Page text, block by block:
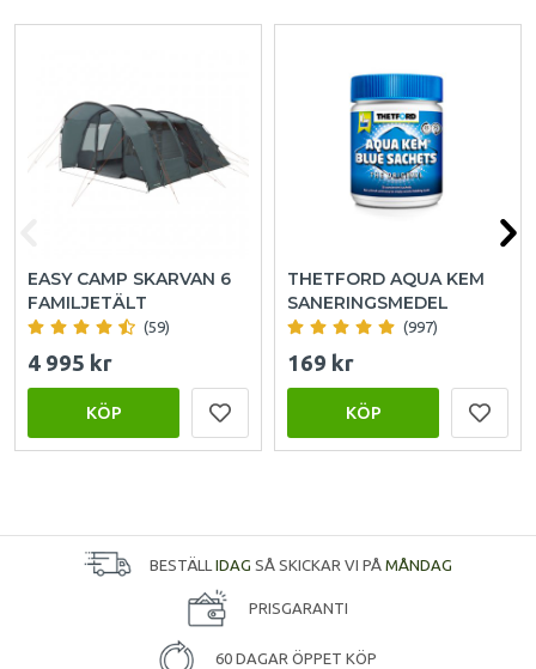
EASY CAMP SKARVAN 6
FAMILJETÄLT
(59)
4 995 kr
KÖP
THETFORD AQUA KEM
SANERINGSMEDEL
(997)
169 kr
KÖP
BESTÄLL IDAG SÅ SKICKAR VI PÅ MÅNDAG
PRISGARANTI
60 DAGAR ÖPPET KÖP